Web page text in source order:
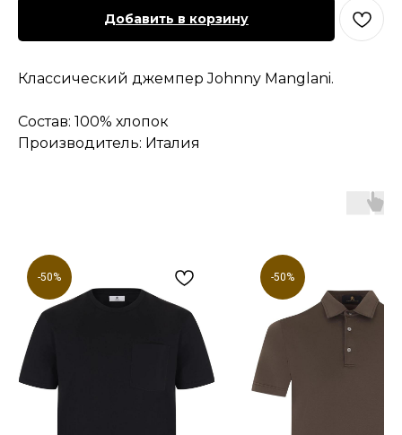
Добавить в корзину
Классический джемпер Johnny Manglani.
Состав: 100% хлопок
Производитель: Италия
-50% -50%